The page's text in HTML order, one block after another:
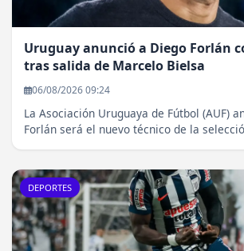
Uruguay anunció a Diego Forlán
tras salida de Marcelo Bielsa
06/08/2026 09:24
La Asociación Uruguaya de Fútbol (AUF)
Forlán será el nuevo técnico de la
DEPORTES